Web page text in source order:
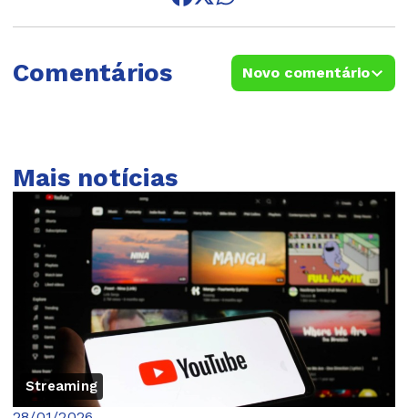
Comentários Novo comentário
Mais notícias
Streaming